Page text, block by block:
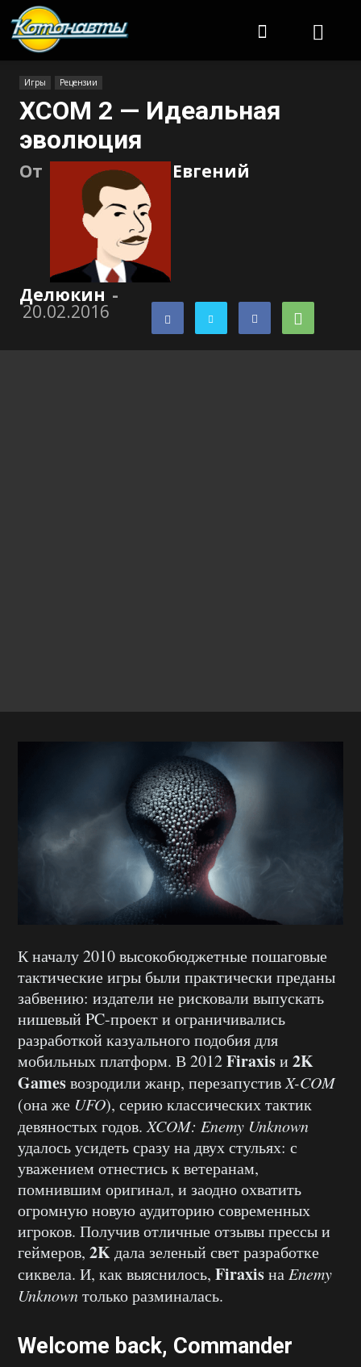
Игры Рецензии
XCOM 2 — Идеальная
эволюция
От Евгений
Делюкин -
20.02.2016
К началу 2010 высокобюджетные пошаговые
тактические игры были практически преданы
забвению: издатели не рисковали выпускать
нишевый PC-проект и ограничивались
разработкой казуального подобия для
мобильных платформ. В 2012Firaxisи 2K
Gamesвозродили жанр, перезапустивX-COM
(она же UFO), серию классических тактик
девяностых годов.XCOM: Enemy Unknown
удалось усидеть сразу на двух стульях: с
уважением отнестись к ветеранам,
помнившим оригинал, и заодно охватить
огромную новую аудиторию современных
игроков. Получив отличные отзывы прессы и
геймеров, 2Kдала зеленый свет разработке
сиквела. И, как выяснилось, FiraxisнаEnemy
Unknownтолько разминалась.
Welcome back, Commander